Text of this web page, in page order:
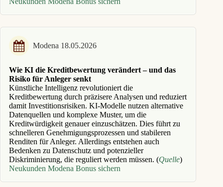
Modena 18.05.2026
Wie KI die Kreditbewertung verändert – und das
Risiko für Anleger senkt
Künstliche Intelligenz revolutioniert die
Kreditbewertung durch präzisere Analysen und reduziert
damit Investitionsrisiken. KI-Modelle nutzen alternative
Datenquellen und komplexe Muster, um die
Kreditwürdigkeit genauer einzuschätzen. Dies führt zu
schnelleren Genehmigungsprozessen und stabileren
Renditen für Anleger. Allerdings entstehen auch
Bedenken zu Datenschutz und potenzieller
Diskriminierung, die reguliert werden müssen. (Quelle)
Neukunden Modena Bonus sichern